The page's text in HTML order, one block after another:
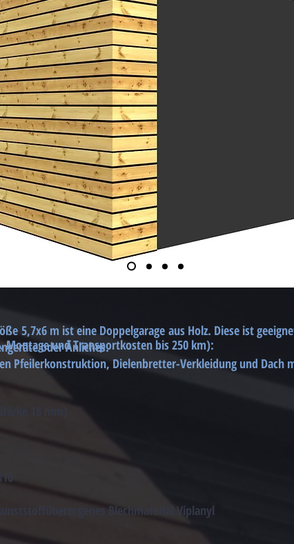
5,7x6 m ist eine Doppelgarage aus Holz. Diese ist
oder Änliches.
Pfeilerkonstruktion, Dielenbretter-Verkleidung und Dach
und Transportkosten bis 250 km):
18 mm)
Blechmaterial Viplanyl